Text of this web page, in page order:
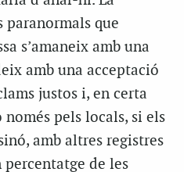
paranormals que
s’amaneix amb una
amb una acceptació
justos i, en certa
pels locals, si els
amb altres registres
de les